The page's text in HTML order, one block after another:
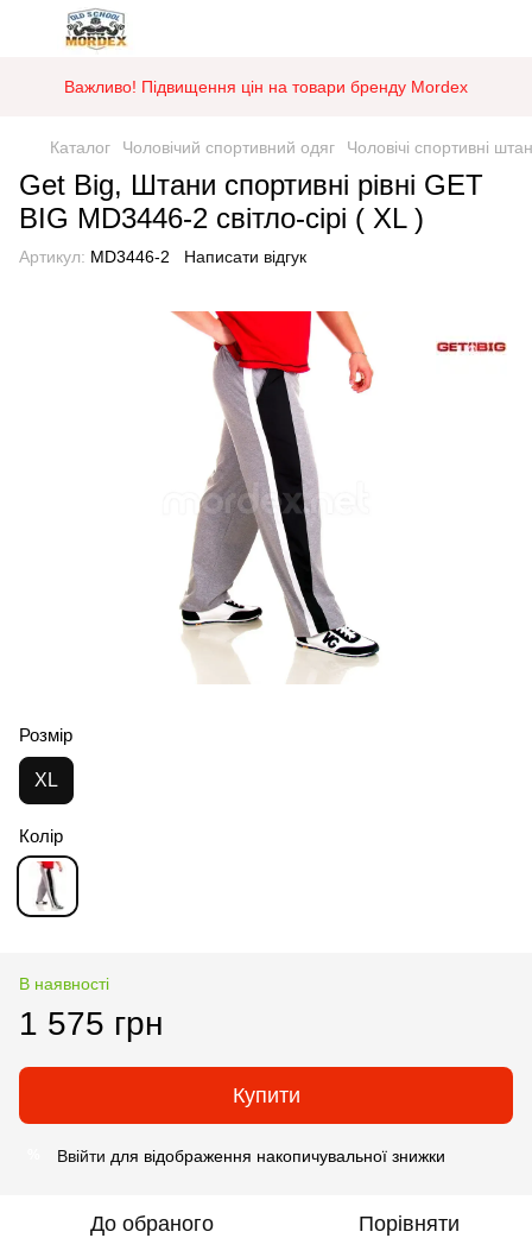
Важливо! Підвищення цін на товари бренду Mordex
Каталог Чоловічий спортивний одяг Чоловічі спортивні
Get Big, Штани спортивні рівні GET
BIG MD3446-2 світло-сірі ( XL )
Артикул: MD3446-2 Написати відгук
Розмір
XL
Колір
В наявності
1 575 грн
Купити
Ввійти для відображення накопичувальної знижки
До обраного Порівняти